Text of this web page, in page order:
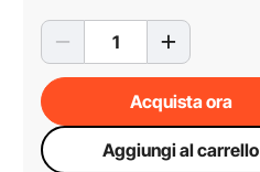
Acquista ora
Aggiungi al carrello